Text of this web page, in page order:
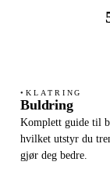
● KLATRING
Buldring
Komplett guide til
hvilket utstyr du
gjør deg bedre.